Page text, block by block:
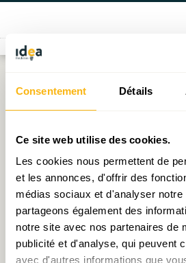
Consentement Détails
Ce site web utilise des cookies.
Les cookies nous permettent de
et les annonces, d'offrir des
médias sociaux et d'analyser notre
partageons également des
notre site avec nos partenaires de
publicité et d'analyse, qui peuvent
avec d'autres informations que
Skip
content
Étiquette : barèmes
“Resilienzpak” : à qui profite le
conjoncture ?
Publié le10.06.2026parVincent
Décryptage N°27 : Mettre fin à la
une réelle urgence ?
Publié le23.02.2023parMuriel